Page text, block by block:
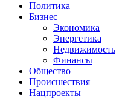
Политика
Бизнес
Экономика
Энергетика
Недвижимость
Финансы
Общество
Происшествия
Нацпроекты